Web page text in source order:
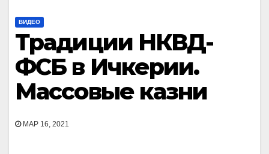
ВИДЕО
Традиции НКВД-
ФСБ в Ичкерии.
Массовые казни
МАР 16, 2021